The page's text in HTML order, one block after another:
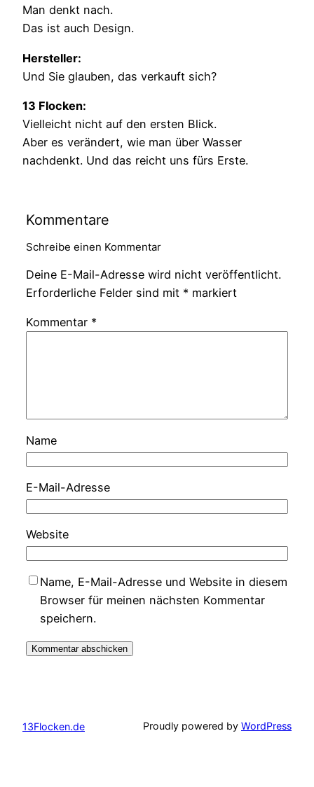
Man denkt nach.
Das ist auch Design.
Hersteller:
Und Sie glauben, das verkauft sich?
13 Flocken:
Vielleicht nicht auf den ersten Blick.
Aber es verändert, wie man über Wasser
nachdenkt. Und das reicht uns fürs Erste.
Kommentare
Schreibe einen Kommentar
Deine E-Mail-Adresse wird nicht veröffentlicht.
Erforderliche Felder sind mit * markiert
Kommentar *
Name
E-Mail-Adresse
Website
Name, E-Mail-Adresse und Website in diesem
Browser für meinen nächsten Kommentar
speichern.
13Flocken.de Proudly powered by WordPress